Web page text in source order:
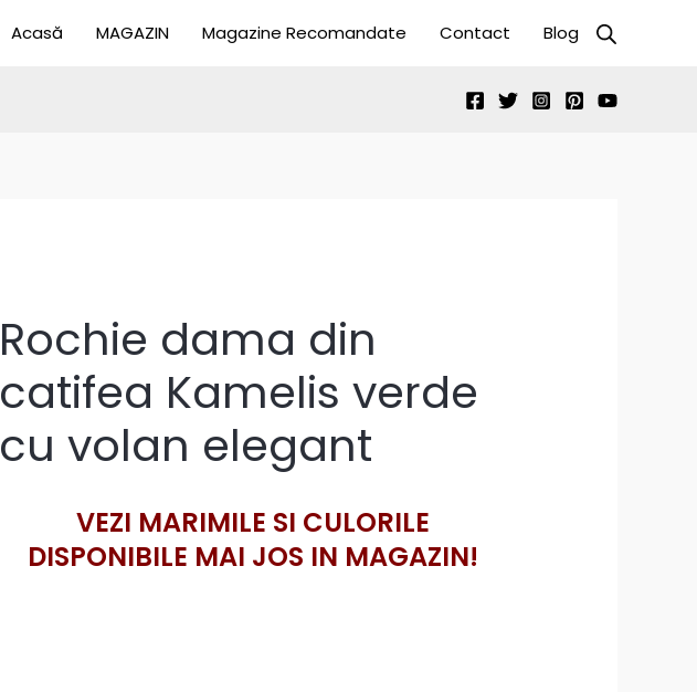
Acasă MAGAZIN Magazine Recomandate Contact Blog
Rochie dama din
catifea Kamelis verde
cu volan elegant
VEZI MARIMILE SI CULORILE
DISPONIBILE MAI JOS IN MAGAZIN!